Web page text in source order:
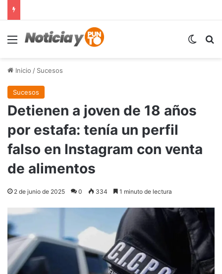
Menú
Inicio / Sucesos
Sucesos
Detienen a joven de 18 años
por estafa: tenía un perfil
falso en Instagram con venta
de alimentos
2 de junio de 2025 0 334 1 minuto de lectura